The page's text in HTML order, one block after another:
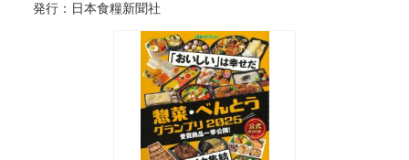
発行：日本食糧新聞社